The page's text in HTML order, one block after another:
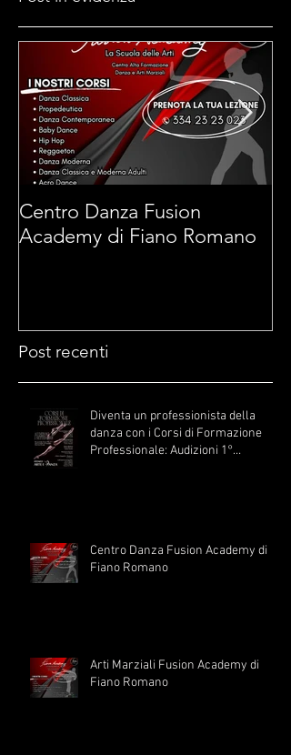
Centro Danza Fusion
Academy di Fiano Romano
Post recenti
Diventa un professionista della
danza con i Corsi di Formazione
Professionale: Audizioni 1°
Centro Danza Fusion Academy di
Fiano Romano
Arti Marziali Fusion Academy di
Fiano Romano